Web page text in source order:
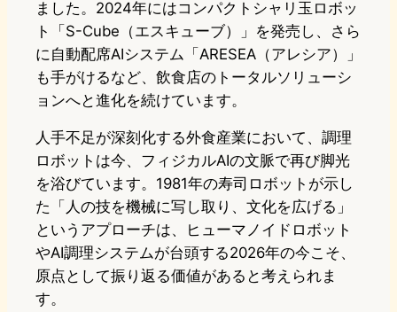
ました。2024年にはコンパクトシャリ玉ロボッ
ト「S-Cube（エスキューブ）」を発売し、さら
に自動配席AIシステム「ARESEA（アレシア）」
も手がけるなど、飲食店のトータルソリューシ
ョンへと進化を続けています。
人手不足が深刻化する外食産業において、調理
ロボットは今、フィジカルAIの文脈で再び脚光
を浴びています。1981年の寿司ロボットが示し
た「人の技を機械に写し取り、文化を広げる」
というアプローチは、ヒューマノイドロボット
やAI調理システムが台頭する2026年の今こそ、
原点として振り返る価値があると考えられま
す。